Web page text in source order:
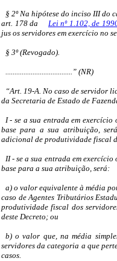
§ 2º Na hipótese do inciso III do
art. 178 da
Lei nº 1.102, de
jus os servidores em exercício no
§ 3º (Revogado).
.....................................” (NR)
“Art. 19-A. No caso de servidor
da Secretaria de Estado de
I - se a sua entrada em
base para a sua atribuição,
adicional de produtividade fiscal
II - se a sua entrada em
base para a sua atribuição, será:
a) o valor equivalente à média
caso de Agentes Tributários
produtividade fiscal dos
deste Decreto; ou
b) o valor que, na média
servidores da categoria a que
casos.